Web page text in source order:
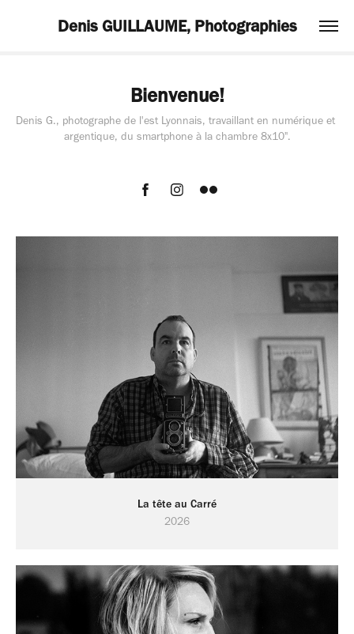
Denis GUILLAUME, Photographies
Bienvenue!
Denis G., photographe de l'est Lyonnais, travaillant en numérique et
argentique, du smartphone à la chambre 8x10".
La tête au Carré
2026